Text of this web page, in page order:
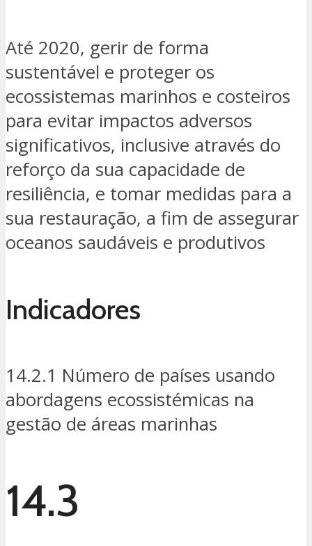
Até 2020, gerir de forma
sustentável e proteger os
ecossistemas marinhos e costeiros
para evitar impactos adversos
significativos, inclusive através do
reforço da sua capacidade de
resiliência, e tomar medidas para a
sua restauração, a fim de assegurar
oceanos saudáveis e produtivos
Indicadores
14.2.1 Número de países usando
abordagens ecossistémicas na
gestão de áreas marinhas
14.3